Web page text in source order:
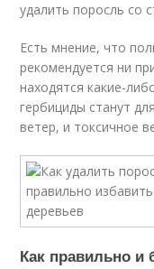
удалить поросль со
Есть мнение, что
рекомендуется ни
находятся какие-
гербициды станут
ветер, и токсичное
Как правильно и